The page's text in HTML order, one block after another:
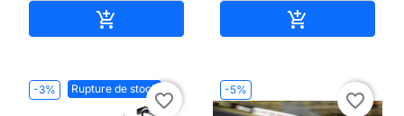
 
-3% Rupture de stock
favorite_border
-5%
favorite_border